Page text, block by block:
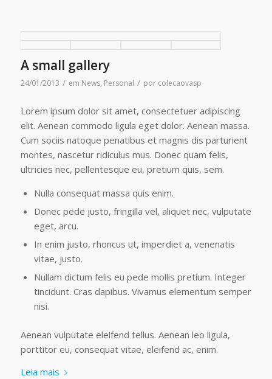
A small gallery
24/01/2013 / em News, Personal / por colecaovasp
Lorem ipsum dolor sit amet, consectetuer adipiscing
elit. Aenean commodo ligula eget dolor. Aenean massa.
Cum sociis natoque penatibus et magnis dis parturient
montes, nascetur ridiculus mus. Donec quam felis,
ultricies nec, pellentesque eu, pretium quis, sem.
Nulla consequat massa quis enim.
Donec pede justo, fringilla vel, aliquet nec, vulputate
eget, arcu.
In enim justo, rhoncus ut, imperdiet a, venenatis
vitae, justo.
Nullam dictum felis eu pede mollis pretium. Integer
tincidunt. Cras dapibus. Vivamus elementum semper
nisi.
Aenean vulputate eleifend tellus. Aenean leo ligula,
porttitor eu, consequat vitae, eleifend ac, enim.
Leia mais